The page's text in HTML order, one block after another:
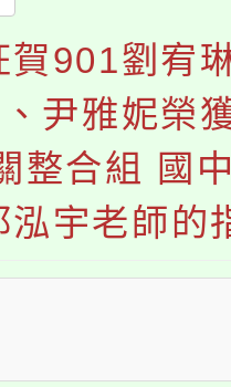
生輔導中心
輔導、社會
名參加。
育專業人
間理賠案件
查程序及
才培育課程
學年度第
甄選結果(
保險知識
年度學生
新住民語歌
學年度第
賀901劉宥
尹雅妮榮
整合組 國
泓宇老師的